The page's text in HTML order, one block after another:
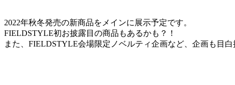
2022年秋冬発売の新商品をメインに展示予定です。
FIELDSTYLE初お披露目の商品もあるかも？！
また、FIELDSTYLE会場限定ノベルティ企画など、企画も目白